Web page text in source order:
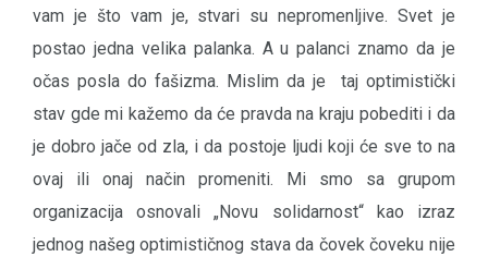
vam je što vam je, stvari su nepromenljive. Svet je
postao jedna velika palanka. A u palanci znamo da je
očas posla do fašizma. Mislim da je taj optimistički
stav gde mi kažemo da će pravda na kraju pobediti i da
je dobro jače od zla, i da postoje ljudi koji će sve to na
ovaj ili onaj način promeniti. Mi smo sa grupom
organizacija osnovali „Novu solidarnost“ kao izraz
jednog našeg optimističnog stava da čovek čoveku nije